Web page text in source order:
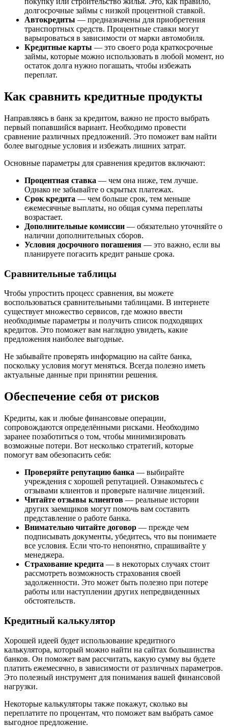
долгосрочные займы с низкой процентной ставкой.
Автокредиты — предназначены для приобретения
транспортных средств. Процентные ставки могут
варьироваться в зависимости от марки автомобиля.
Кредитные карты — это своего рода краткосрочные
займы, которые можно использовать в любой момент, но
остаток долга нужно погашать, чтобы избежать
переплат.
Как сравнить кредитные продукты
Направляясь в банк за кредитом, важно не просто выбрать
первый попавшийся вариант. Необходимо провести
сравнение различных предложений. Это поможет вам найти
более выгодные условия и избежать лишних затрат.
Основные параметры для сравнения кредитов включают:
Процентная ставка — чем она ниже, тем лучше.
Однако не забывайте о скрытых платежах.
Срок кредита — чем больше срок, тем меньше
ежемесячные выплаты, но общая сумма переплаты
возрастает.
Дополнительные комиссии — обязательно уточняйте о
наличии дополнительных сборов.
Условия досрочного погашения — это важно, если вы
планируете погасить кредит раньше срока.
Сравнительные таблицы
Чтобы упростить процесс сравнения, вы можете
воспользоваться сравнительными таблицами. В интернете
существует множество сервисов, где можно ввести
необходимые параметры и получить список подходящих
кредитов. Это поможет вам наглядно увидеть, какие
предложения наиболее выгодные.
Не забывайте проверять информацию на сайте банка,
поскольку условия могут меняться. Всегда полезно иметь
актуальные данные при принятии решения.
Обеспечение себя от рисков
Кредиты, как и любые финансовые операции,
сопровождаются определёнными рисками. Необходимо
заранее позаботиться о том, чтобы минимизировать
возможные потери. Вот несколько стратегий, которые
помогут вам обезопасить себя:
Проверяйте репутацию банка — выбирайте
учреждения с хорошей репутацией. Ознакомьтесь с
отзывами клиентов и проверьте наличие лицензий.
Читайте отзывы клиентов — реальные истории
других заемщиков могут помочь вам составить
представление о работе банка.
Внимательно читайте договор — прежде чем
подписывать документы, убедитесь, что вы понимаете
все условия. Если что-то непонятно, спрашивайте у
менеджера.
Страхование кредита — в некоторых случаях стоит
рассмотреть возможность страхования своей
задолженности. Это может быть полезно при потере
работы или наступлении других непредвиденных
обстоятельств.
Кредитный калькулятор
Хорошей идеей будет использование кредитного
калькулятора, который можно найти на сайтах большинства
банков. Он поможет вам рассчитать, какую сумму вы будете
платить ежемесячно, в зависимости от различных параметров.
Это полезный инструмент для понимания вашей финансовой
нагрузки.
Некоторые калькуляторы также покажут, сколько вы
переплатите по процентам, что поможет вам выбрать самое
выгодное предложение.